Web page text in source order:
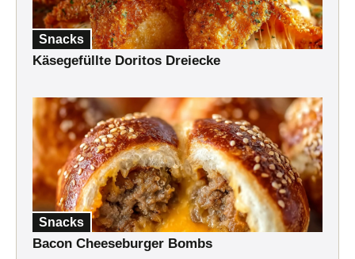
Snacks
Käsegefüllte Doritos Dreiecke
Snacks
Bacon Cheeseburger Bombs